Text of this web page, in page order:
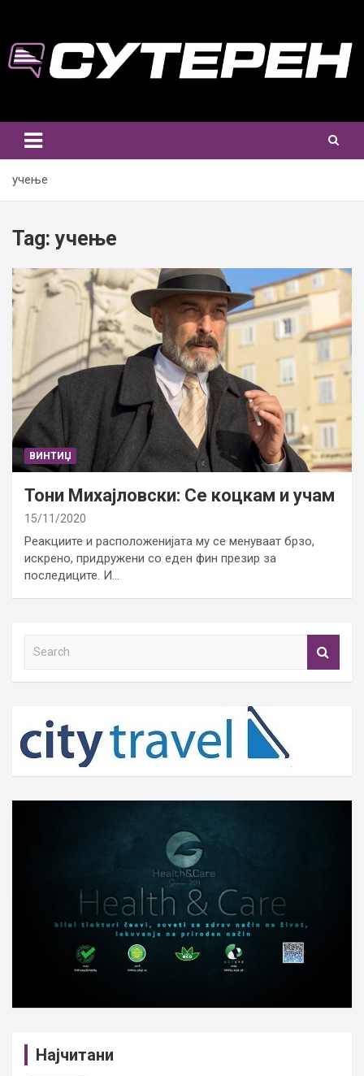
content
учење
Tag:учење
ВИНТИЏ
Тони Михајловски: Се коцкам и учам
15/11/2020
Реакциите и расположенијата му се менуваат брзо,
искрено, придружени со еден фин презир за
последиците. И…
h
Најчитани